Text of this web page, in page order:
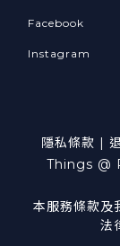
Facebook
Instagram
隱私條款 |
Things @
本服務條款及
法